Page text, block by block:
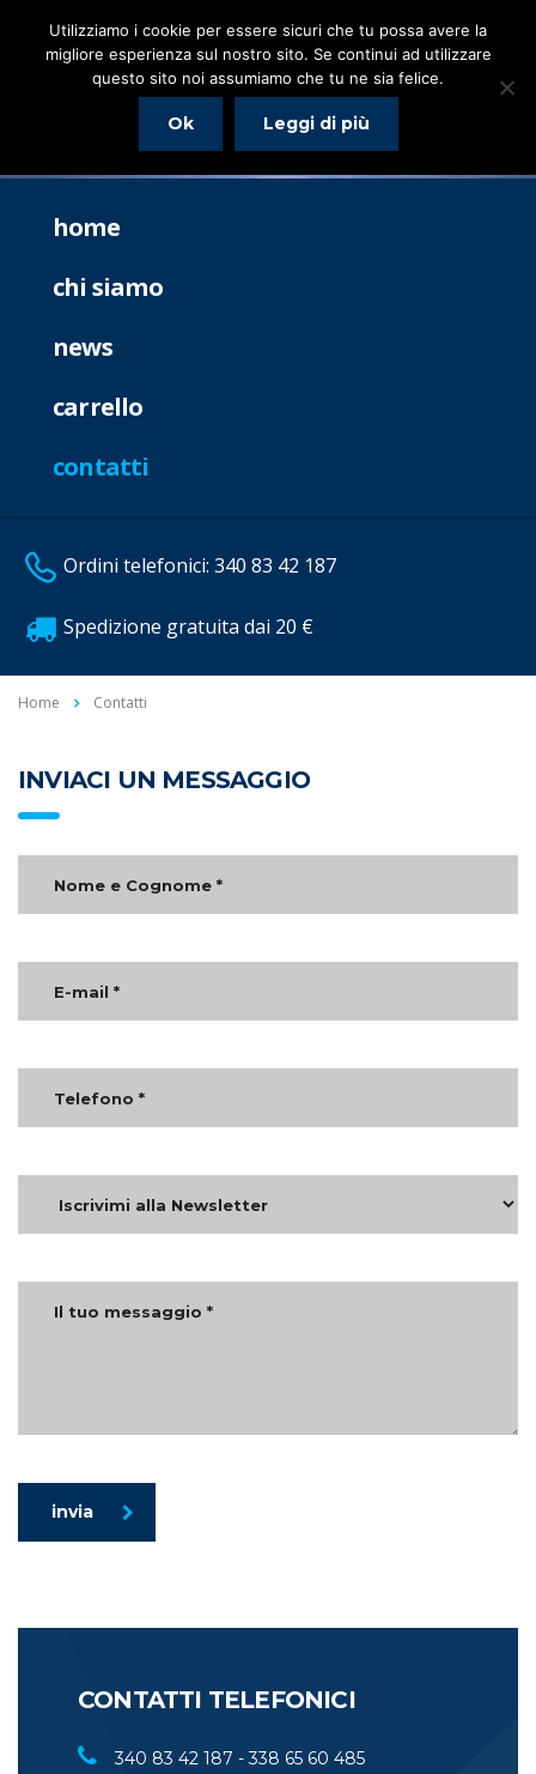
home
chi siamo
news
carrello
contatti
Ordini telefonici: 340 83 42 187
Spedizione gratuita dai 20 €
Home Contatti
INVIACI UN MESSAGGIO
invia
CONTATTI TELEFONICI
340 83 42 187 - 338 65 60 485
Utilizziamo i cookie per essere sicuri che tu possa avere la
migliore esperienza sul nostro sito. Se continui ad utilizzare
questo sito noi assumiamo che tu ne sia felice.
Ok Leggi di più